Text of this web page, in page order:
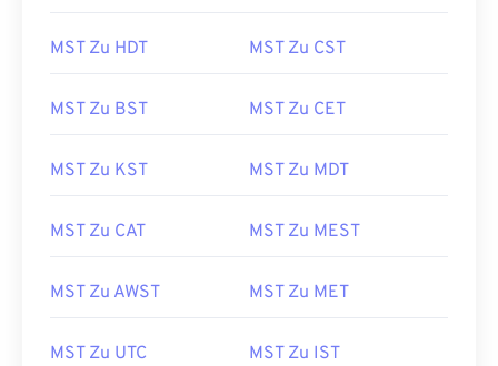
MST Zu HDT MST Zu CST
MST Zu BST MST Zu CET
MST Zu KST MST Zu MDT
MST Zu CAT MST Zu MEST
MST Zu AWST MST Zu MET
MST Zu UTC MST Zu IST